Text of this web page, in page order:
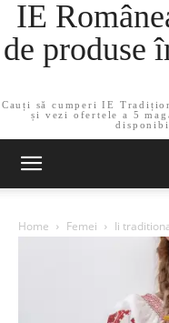
IE
de produse
Cauți să cumperi IE
și vezi ofertele a 5
Home Femei Ii